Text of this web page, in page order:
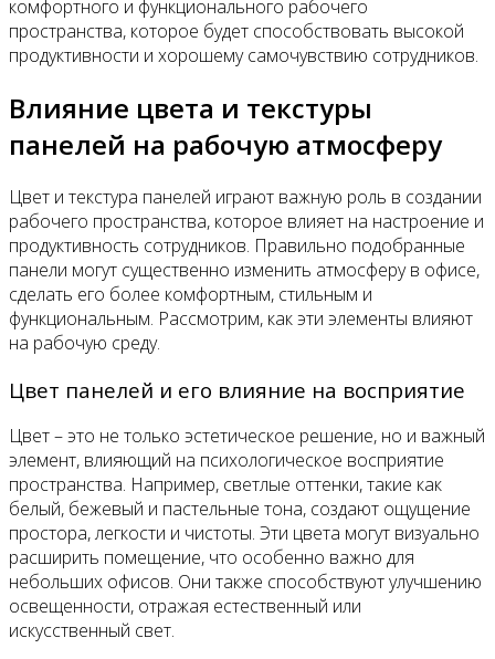
комфортного и функционального рабочего
пространства, которое будет способствовать высокой
продуктивности и хорошему самочувствию сотрудников.
Влияние цвета и текстуры
панелей на рабочую атмосферу
Цвет и текстура панелей играют важную роль в создании
рабочего пространства, которое влияет на настроение и
продуктивность сотрудников. Правильно подобранные
панели могут существенно изменить атмосферу в офисе,
сделать его более комфортным, стильным и
функциональным. Рассмотрим, как эти элементы влияют
на рабочую среду.
Цвет панелей и его влияние на восприятие
Цвет – это не только эстетическое решение, но и важный
элемент, влияющий на психологическое восприятие
пространства. Например, светлые оттенки, такие как
белый, бежевый и пастельные тона, создают ощущение
простора, легкости и чистоты. Эти цвета могут визуально
расширить помещение, что особенно важно для
небольших офисов. Они также способствуют улучшению
освещенности, отражая естественный или
искусственный свет.